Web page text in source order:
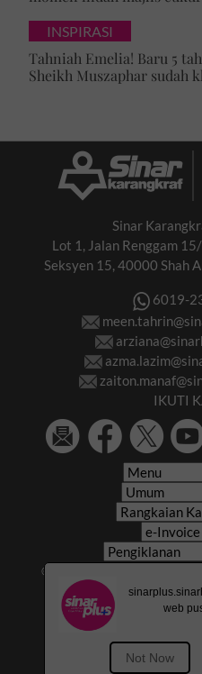
INSPIRASI
Tahniah Emelia! Baru 5
Sheikh Muszaphar sudah
Sinar
Lot 1, Jalan Renggam
Seksyen 15, 40000 Shah
6019-
IKUTI
© 2026 All Rights Reserved
Hakcipta Terpelihara